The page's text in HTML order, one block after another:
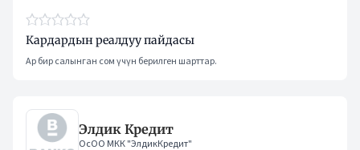
Кардардын реалдуу пайдасы
Ар бир салынган сом үчүн берилген шарттар.
Элдик Кредит
ОсОО МКК "ЭлдикКредит"